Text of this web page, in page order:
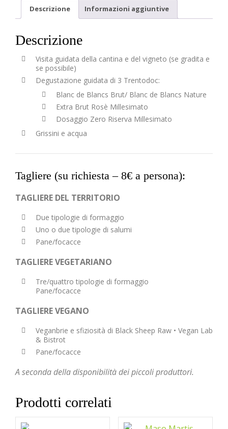
Descrizione Informazioni aggiuntive
Descrizione
Visita guidata della cantina e del vigneto (se gradita e
se possibile)
Degustazione guidata di 3 Trentodoc:
Blanc de Blancs Brut/ Blanc de Blancs Nature
Extra Brut Rosè Millesimato
Dosaggio Zero Riserva Millesimato
Grissini e acqua
Tagliere (su richiesta – 8€ a persona):
TAGLIERE DEL TERRITORIO
Due tipologie di formaggio
Uno o due tipologie di salumi
Pane/focacce
TAGLIERE VEGETARIANO
Tre/quattro tipologie di formaggio
Pane/focacce
TAGLIERE VEGANO
Veganbrie e sfiziosità di Black Sheep Raw • Vegan Lab
& Bistrot
Pane/focacce
A seconda della disponibilità dei piccoli produttori.
Prodotti correlati